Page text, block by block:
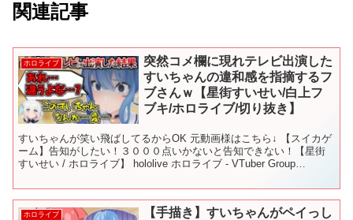
関連記事
ホロライブ
突然コメ欄に現れテレビ出演した
すいちゃんの違和感を指摘するフ
ブさんｗ【星街すいせい/白上フ
ブキ/ホロライブ/切り抜き】
すいちゃんが笑い飛ばしてるからOK 元動画様はこちら↓ 【スイカゲ
ーム】告知がしたい！３０００点いかないと告知できない！【星街
すいせい / ホロライブ】 hololive ホロライブ - VTuber Group
ホロライブ
【手描き】すいちゃんがペイっし